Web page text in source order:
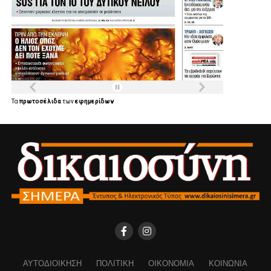
Ταπρωτοσέλιδατωνεφημερίδων
ΑΥΤΟΔΙΟΊΚΗΣΗ ΠΟΛΙΤΙΚΉ ΟΙΚΟΝΟΜΊΑ ΚΟΙΝΩΝΊΑ